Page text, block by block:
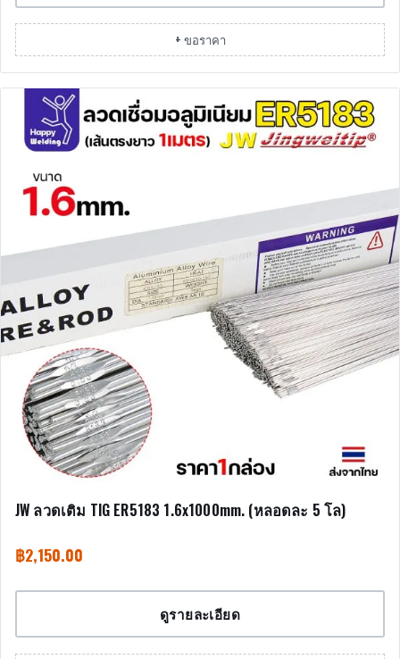
+ ขอราคา
JW ลวดเติม TIG ER5183 1.6x1000mm. (หลอดละ 5 โล)
฿2,150.00
ดูรายละเอียด